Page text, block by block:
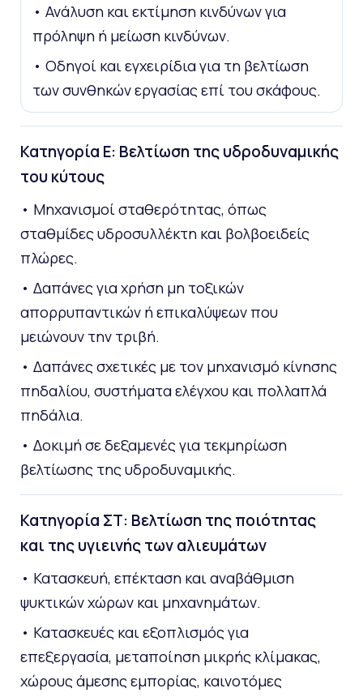
• Ανάλυση και εκτίμηση κινδύνων για
πρόληψη ή μείωση κινδύνων.
• Οδηγοί και εγχειρίδια για τη βελτίωση
των συνθηκών εργασίας επί του σκάφους.
Κατηγορία Ε: Βελτίωση της υδροδυναμικής
του κύτους
• Μηχανισμοί σταθερότητας, όπως
σταθμίδες υδροσυλλέκτη και βολβοειδείς
πλώρες.
• Δαπάνες για χρήση μη τοξικών
απορρυπαντικών ή επικαλύψεων που
μειώνουν την τριβή.
• Δαπάνες σχετικές με τον μηχανισμό κίνησης
πηδαλίου, συστήματα ελέγχου και πολλαπλά
πηδάλια.
• Δοκιμή σε δεξαμενές για τεκμηρίωση
βελτίωσης της υδροδυναμικής.
Κατηγορία ΣΤ: Βελτίωση της ποιότητας
και της υγιεινής των αλιευμάτων
• Κατασκευή, επέκταση και αναβάθμιση
ψυκτικών χώρων και μηχανημάτων.
• Κατασκευές και εξοπλισμός για
επεξεργασία, μεταποίηση μικρής κλίμακας,
χώρους άμεσης εμπορίας, καινοτόμες